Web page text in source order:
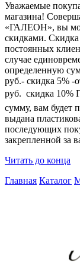
Уважаемые
магазина!
«ГАЛЕОН», вы
скидками. Скидка
постоянных
случае
определенную
руб.- скидка 5% -
руб.  скидка
сумму, вам будет
выдана
последующих
закрепленной за
Читать до конца
Главная Каталог